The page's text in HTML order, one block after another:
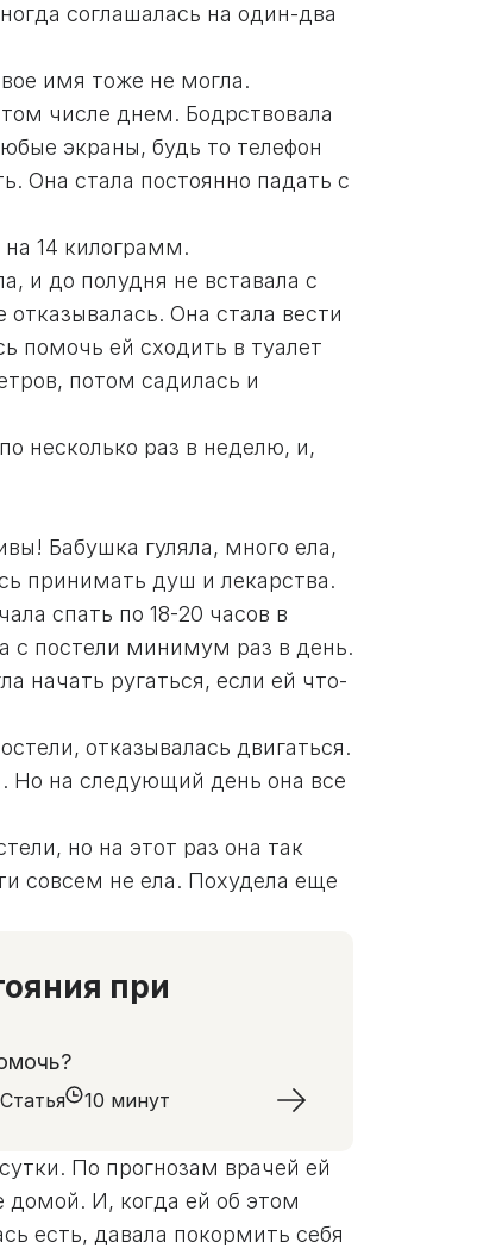
соглашалась на один-два
имя тоже не могла.
числе днем. Бодрствовала
экраны, будь то телефон
Она стала постоянно падать с
14 килограмм.
и до полудня не вставала с
Она стала вести
помочь ей сходить в туалет
потом садилась и
несколько раз в неделю, и,
Бабушка гуляла, много ела,
принимать душ и лекарства.
спать по 18-20 часов в
с постели минимум раз в день.
начать ругаться, если ей что-
отказывалась двигаться.
Но на следующий день она все
но на этот раз она так
совсем не ела. Похудела еще
при
Статья 10 минут
По прогнозам врачей ей
домой. И, когда ей об этом
есть, давала покормить себя